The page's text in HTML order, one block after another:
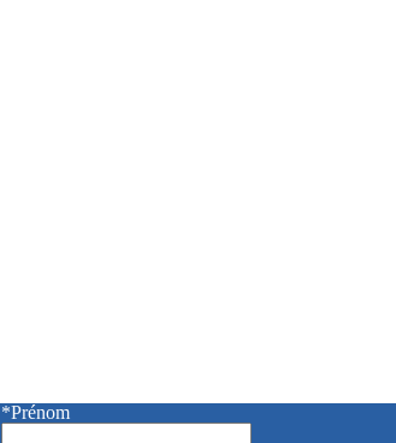
*Prénom